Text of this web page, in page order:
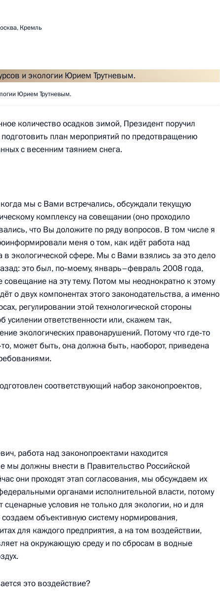
Показать следующие материалы
– полпредом Президента
– полпредом Президента
паводков
стратегии развития ТЭК
совещания с полномочными
и Владимиром Пучковым
Кремль
Юрием Трутневым.
количество осадков зимой, Президент поручил
план мероприятий по предотвращению
с весенним таянием снега.
мы с Вами встречались, обсуждали текущую
комплексу на совещании (оно проходило
что Вы доложите по ряду вопросов. В том числе я
меня о том, как идёт работа над
в экологической сфере. Мы с Вами взялись за это дело
это был, по‑моему, январь–февраль 2008 года,
совещание на эту тему. Потом мы неоднократно к этому
о двух компонентах этого законодательства, а именно
регулировании этой технологической стороны
усилении ответственности или, скажем так,
экологических правонарушений. Потому что где‑то
может быть, она должна быть, наоборот, приведена
соответствующий набор законопроектов,
работа над законопроектами находится
должны внести в Правительство Российской
они проходят этап согласования, мы обсуждаем их
органами исполнительной власти, потому
сценарные условия не только для экологии, но и для
объективную систему нормирования,
для каждого предприятия, а на том воздействии,
на окружающую среду и по сбросам в водные
это воздействие?